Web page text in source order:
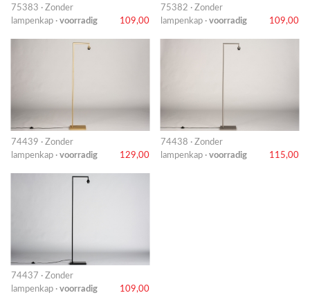
75383 · Zonder
lampenkap · voorradig 109,00
75382 · Zonder
lampenkap · voorradig 109,00
74439 · Zonder
lampenkap · voorradig 129,00
74438 · Zonder
lampenkap · voorradig 115,00
74437 · Zonder
lampenkap · voorradig 109,00